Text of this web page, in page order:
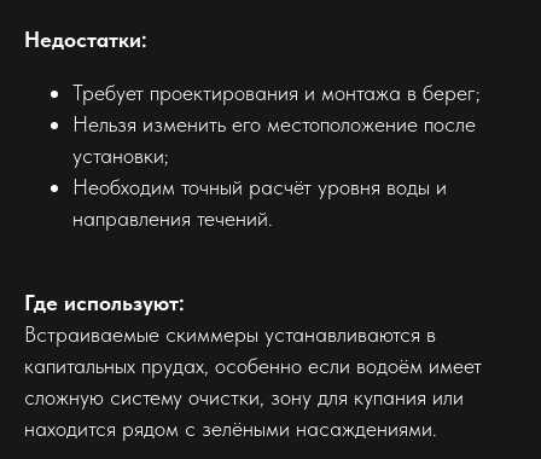
Недостатки:
Требует проектирования и монтажа в берег;
Нельзя изменить его местоположение после
установки;
Необходим точный расчёт уровня воды и
направления течений.
Где используют:
Встраиваемые скиммеры устанавливаются в
капитальных прудах, особенно если водоём имеет
сложную систему очистки, зону для купания или
находится рядом с зелёными насаждениями.